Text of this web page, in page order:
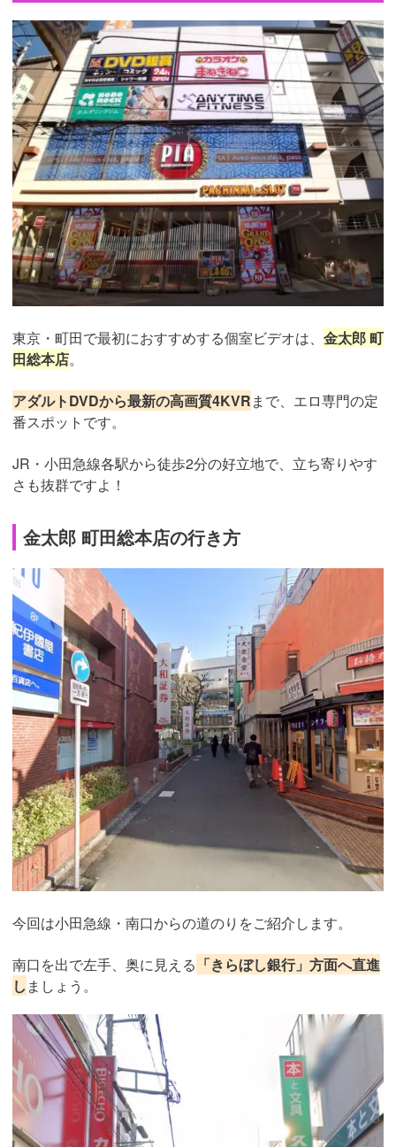
東京・町田で最初におすすめする個室ビデオは、 金太郎 町
田総本店。
アダルトDVDから最新の高画質4KVRまで、エロ専門の定
番スポットです。
JR・小田急線各駅から徒歩2分の好立地で、立ち寄りやす
さも抜群ですよ！
金太郎 町田総本店の行き方
今回は小田急線・南口からの道のりをご紹介します。
南口を出で左手、奥に見える 「きらぼし銀行」方面へ直進
し ましょう。